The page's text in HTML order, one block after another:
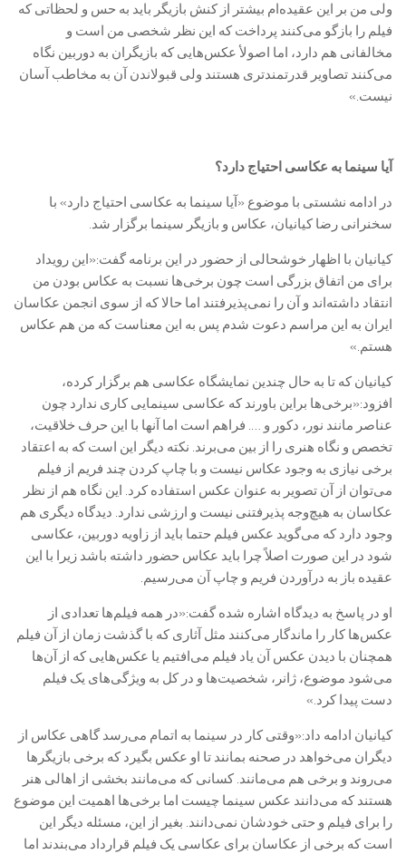
ولی من بر این عقیده‌ام بیشتر از کنش بازیگر باید به حس و لحظاتی که
فیلم را بازگو می‌کنند پرداخت که این نظر شخصی من است و
مخالفانی هم دارد، اما اصولأ عکس‌هایی که بازیگران به دوربین نگاه
می‌کنند تصاویر قدرتمندتری هستند ولی قبولاندن آن به مخاطب آسان
نیست.»
آیا سینما به عکاسی احتیاج دارد؟
در ادامه نشستی با موضوع «آیا سینما به عکاسی احتیاج دارد» با
سخنرانی رضا کیانیان، عکاس و بازیگر سینما برگزار شد.
کیانیان با اظهار خوشحالی از حضور در این برنامه گفت:«این رویداد
برای من اتفاق بزرگی است چون برخی‌ها نسبت به عکاس بودن من
انتقاد داشته‌اند و آن را نمی‌پذیرفتند اما حالا که از سوی انجمن عکاسان
ایران به این مراسم دعوت شدم پس به این معناست که من هم عکاس
هستم.»
کیانیان که تا به حال چندین نمایشگاه عکاسی هم برگزار کرده،
افزود:«برخی‌ها براین باورند که عکاسی سینمایی کاری ندارد چون
عناصر مانند نور، دکور و …. فراهم است اما آنها با این حرف خلاقیت،
تخصص و نگاه هنری را از بین می‌برند. نکته دیگر این است که به اعتقاد
برخی نیازی به وجود عکاس نیست و با چاپ کردن چند فریم از فیلم
می‌توان از آن تصویر به عنوان عکس استفاده کرد. این نگاه هم از نظر
عکاسان به هیچ‌وجه پذیرفتنی نیست و ارزشی ندارد. دیدگاه دیگری هم
وجود دارد که می‌گوید عکس فیلم حتما باید از زاویه دوربین، عکاسی
شود در این صورت اصلاً چرا باید عکاس حضور داشته باشد زیرا با این
عقیده باز به درآوردن فریم و چاپ آن می‌رسیم.
او در پاسخ به دیدگاه اشاره شده گفت:«در همه فیلم‌ها تعدادی از
عکس‌ها کار را ماندگار می‌کنند مثل آثاری که با گذشت زمان از آن فیلم
همچنان با دیدن عکس آن یاد فیلم می‌افتیم یا عکس‌هایی که از آن‌ها
می‌شود موضوع، ژانر، شخصیت‌ها و در کل به ویژگی‌های یک فیلم
دست پیدا کرد.»
کیانیان ادامه داد:«وقتی کار در سینما به اتمام می‌رسد گاهی عکاس از
دیگران می‌خواهد در صحنه بمانند تا او عکس بگیرد که برخی بازیگرها
می‌روند و برخی هم می‌مانند. کسانی که می‌مانند بخشی از اهالی هنر
هستند که می‌دانند عکس سینما چیست اما برخی‌ها اهمیت این موضوع
را برای فیلم و حتی خودشان نمی‌دانند. بغیر از این، مسئله دیگر این
است که برخی از عکاسان برای عکاسی یک فیلم قرارداد می‌بندند اما